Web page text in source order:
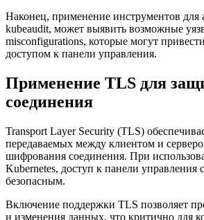
Наконец, применение инструментов для
kubeaudit, может выявить возможные
misconfigurations, которые могут
доступом к панели управления.
Применение TLS для
соединения
Transport Layer Security (TLS)
передаваемых между клиентом и
шифрования соединения. При
Kubernetes, доступ к панели управления
безопасным.
Включение поддержки TLS позволяет
и изменения данных, что критично для